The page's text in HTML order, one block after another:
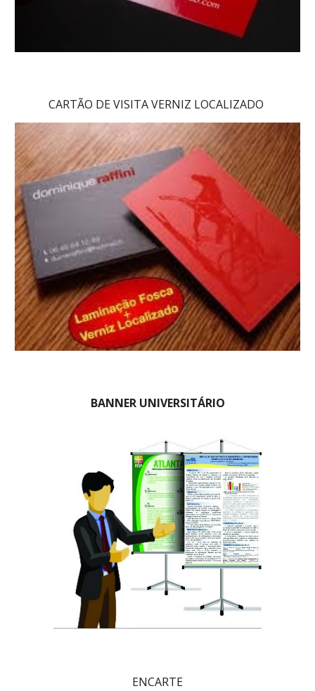
CARTÃO DE VISITA VERNIZ LOCALIZADO
BANNER UNIVERSITÁRIO
ENCARTE